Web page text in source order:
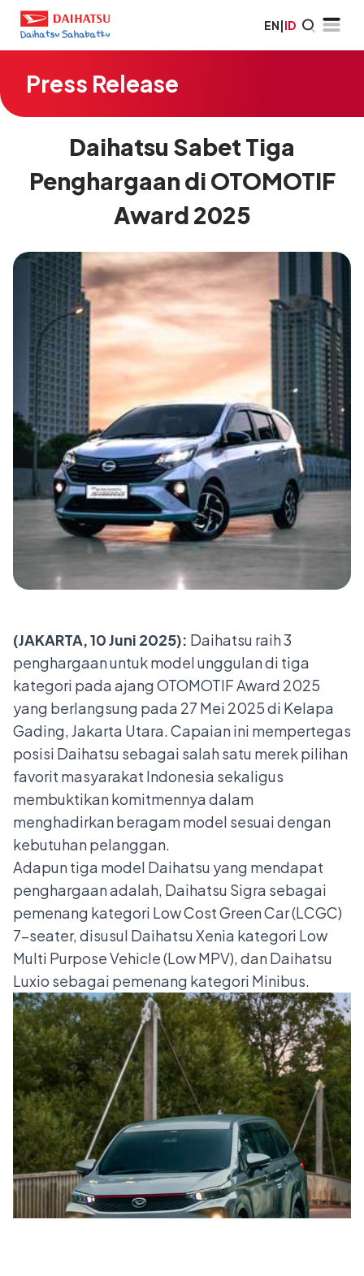
EN|ID
Press Release
Daihatsu Sabet Tiga
Penghargaan di OTOMOTIF
Award 2025
(JAKARTA, 10 Juni 2025): Daihatsu raih 3
penghargaan untuk model unggulan di tiga
kategori pada ajang OTOMOTIF Award 2025
yang berlangsung pada 27 Mei 2025 di Kelapa
Gading, Jakarta Utara. Capaian ini mempertegas
posisi Daihatsu sebagai salah satu merek pilihan
favorit masyarakat Indonesia sekaligus
membuktikan komitmennya dalam
menghadirkan beragam model sesuai dengan
kebutuhan pelanggan.
Adapun tiga model Daihatsu yang mendapat
penghargaan adalah, Daihatsu Sigra sebagai
pemenang kategori Low Cost Green Car (LCGC)
7-seater, disusul Daihatsu Xenia kategori Low
Multi Purpose Vehicle (Low MPV), dan Daihatsu
Luxio sebagai pemenang kategori Minibus.